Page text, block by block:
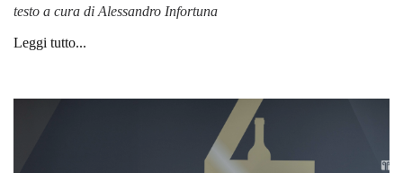
testo a cura di Alessandro Infortuna
Leggi tutto...